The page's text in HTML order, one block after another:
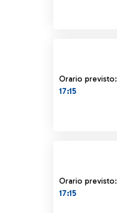
Orario previsto:
17:15
Orario previsto:
17:15